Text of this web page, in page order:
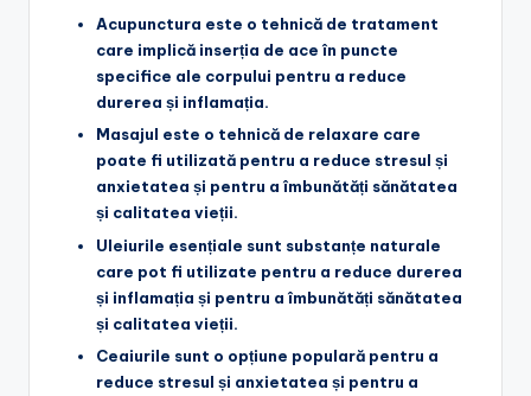
Acupunctura este o tehnică de tratament
care implică inserția de ace în puncte
specifice ale corpului pentru a reduce
durerea și inflamația.
Masajul este o tehnică de relaxare care
poate fi utilizată pentru a reduce stresul și
anxietatea și pentru a îmbunătăți sănătatea
și calitatea vieții.
Uleiurile esențiale sunt substanțe naturale
care pot fi utilizate pentru a reduce durerea
și inflamația și pentru a îmbunătăți sănătatea
și calitatea vieții.
Ceaiurile sunt o opțiune populară pentru a
reduce stresul și anxietatea și pentru a